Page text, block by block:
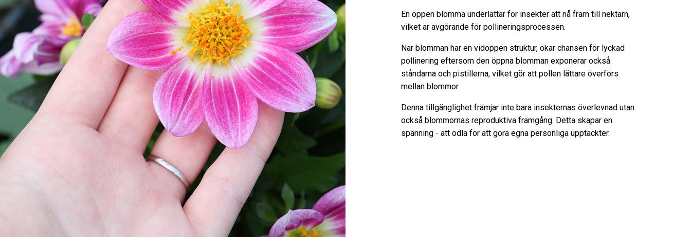
En öppen blomma underlättar för insekter att nå fram till nektarn,
vilket är avgörande för pollineringsprocessen.
När blomman har en vidöppen struktur, ökar chansen för lyckad
pollinering eftersom den öppna blomman exponerar också
ståndarna och pistillerna, vilket gör att pollen lättare överförs
mellan blommor.
Denna tillgänglighet främjar inte bara insekternas överlevnad utan
också blommornas reproduktiva framgång. Detta skapar en
spänning - att odla för att göra egna personliga upptäckter.